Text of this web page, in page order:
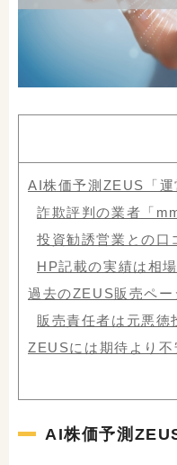
AI株価予測ZEUS「運
詐欺評判の業者「
投資勧誘営業との口
HP記載の実績は相
過去のZEUS販売ペー
販売責任者は元悪徳
ZEUSには期待より不
AI株価予測